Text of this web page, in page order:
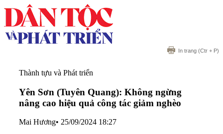
In trang (Ctr + P)
Thành tựu và Phát triển
Yên Sơn (Tuyên Quang): Không ngừng
nâng cao hiệu quả công tác giảm nghèo
Mai Hương• 25/09/2024 18:27